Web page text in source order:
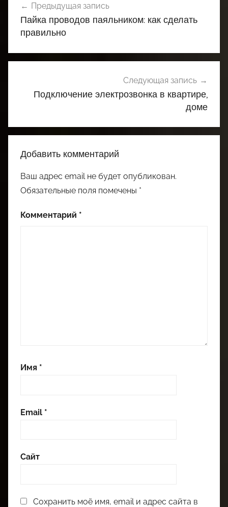
по
записям
Предыдущая запись
Пайка проводов паяльником: как сделать
правильно
Следующая запись
Подключение электрозвонка в квартире,
доме
Добавить комментарий
Ваш адрес email не будет опубликован.
Обязательные поля помечены *
Комментарий *
Имя *
Email *
Сайт
Сохранить моё имя, email и адрес сайта в